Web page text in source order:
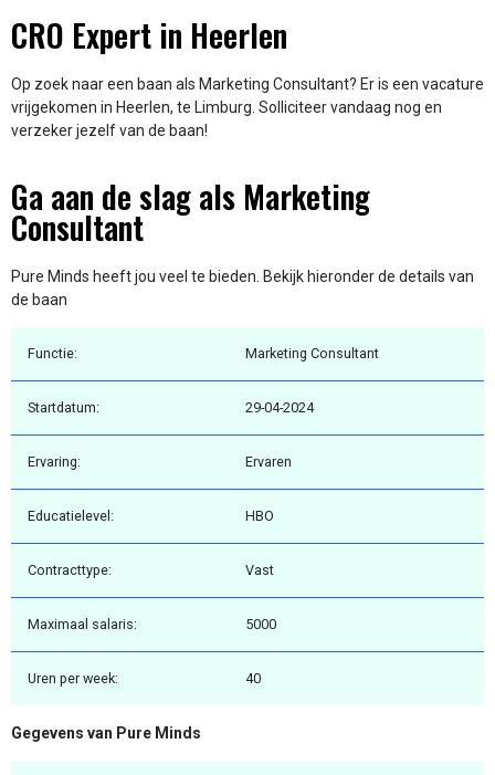
CRO Expert in Heerlen
Op zoek naar een baan als Marketing Consultant? Er is een vacature
vrijgekomen in Heerlen, te Limburg. Solliciteer vandaag nog en
verzeker jezelf van de baan!
Ga aan de slag als Marketing
Consultant
Pure Minds heeft jou veel te bieden. Bekijk hieronder de details van
de baan
Functie: Marketing Consultant
Startdatum: 29-04-2024
Ervaring: Ervaren
Educatielevel: HBO
Contracttype: Vast
Maximaal salaris: 5000
Uren per week: 40
Gegevens van Pure Minds